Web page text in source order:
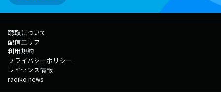
聴取について
配信エリア
利用規約
プライバシーポリシー
ライセンス情報
radiko news